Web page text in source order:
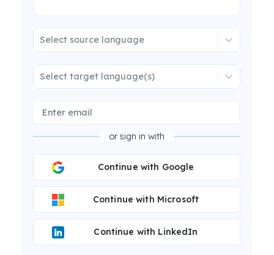
Select source language
Select target language(s)
or sign in with
Continue with Google
Continue with Microsoft
Continue with LinkedIn